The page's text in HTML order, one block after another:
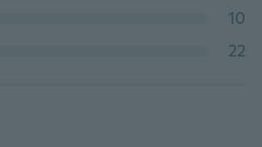
10
22